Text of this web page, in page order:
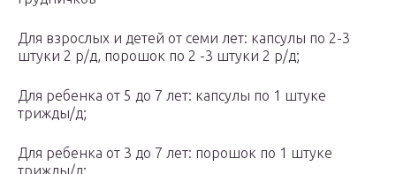
Для взрослых и детей от семи лет: капсулы по 2-3
штуки 2 р/д, порошок по 2 -3 штуки 2 р/д;
Для ребенка от 5 до 7 лет: капсулы по 1 штуке
трижды/д;
Для ребенка от 3 до 7 лет: порошок по 1 штуке
трижды/д;